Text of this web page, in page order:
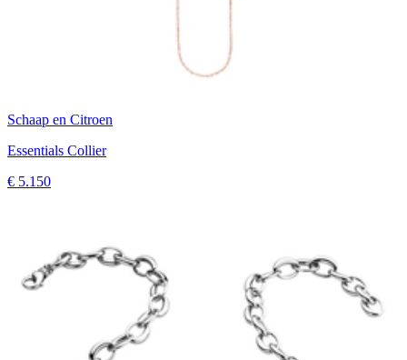
Schaap en Citroen
Essentials Collier
€ 5.150